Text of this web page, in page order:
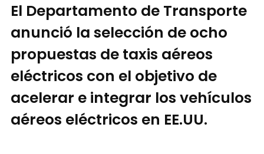
El Departamento de Transporte
anunció la selección de ocho
propuestas de taxis aéreos
eléctricos con el objetivo de
acelerar e integrar los vehículos
aéreos eléctricos en EE.UU.